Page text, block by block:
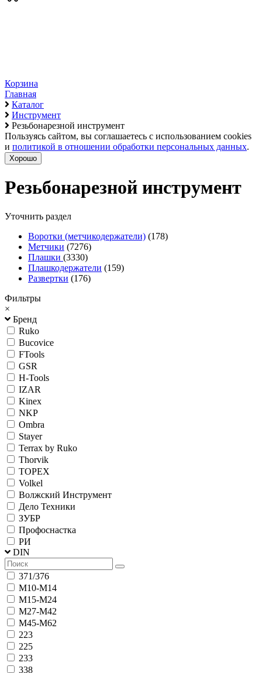
Корзина
Главная
Каталог
Инструмент
Резьбонарезной инструмент
Пользуясь сайтом, вы соглашаетесь с использованием cookies
и политикой в отношении обработки персональных данных.
Хорошо
Резьбонарезной инструмент
Уточнить раздел
Воротки (метчикодержатели) (178)
Метчики (7276)
Плашки (3330)
Плашкодержатели (159)
Развертки (176)
Фильтры
×
Бренд
Ruko
Bucovice
FTools
GSR
H-Tools
IZAR
Kinex
NKP
Ombra
Stayer
Terrax by Ruko
Thorvik
TOPEX
Volkel
Волжский Инструмент
Дело Техники
ЗУБР
Профоснастка
РИ
DIN
371/376
М10-М14
М15-М24
М27-М42
М45-М62
223
225
233
338